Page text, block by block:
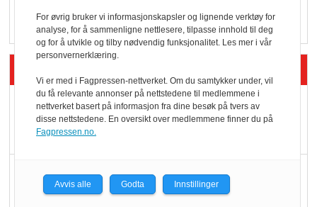
i dagligvare
Rema-flaggskip
dundrer videre
Slik opprettholdes
ølsalget
For øvrig bruker vi informasjonskapsler og lignende verktøy for
analyse, for å sammenligne nettlesere, tilpasse innhold til deg
og for å utvikle og tilby nødvendig funksjonalitet. Les mer i vår
personvernerklæring.
Vi er med i Fagpressen-nettverket. Om du samtykker under, vil
du få relevante annonser på nettstedene til medlemmene i
nettverket basert på informasjon fra dine besøk på tvers av
disse nettstedene. En oversikt over medlemmene finner du på
Fagpressen.no.
Avvis alle Godta Innstillinger